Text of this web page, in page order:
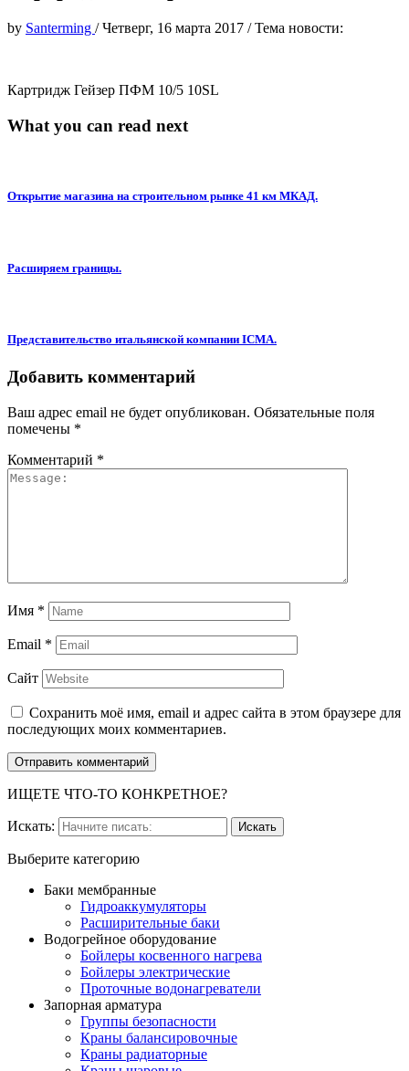
by Santerming /Четверг, 16 марта 2017 /Тема новости:
Картридж Гейзер ПФМ 10/5 10SL
What you can read next
Открытие магазина на строительном рынке 41 км МКАД.
Расширяем границы.
Представительство итальянской компании ICMA.
Добавить комментарий
Ваш адрес email не будет опубликован. Обязательные поля
помечены *
Комментарий *
Имя *
Email *
Сайт
Сохранить моё имя, email и адрес сайта в этом браузере для
последующих моих комментариев.
ИЩЕТЕ ЧТО-ТО КОНКРЕТНОЕ?
Искать:
Выберите категорию
Баки мембранные
Гидроаккумуляторы
Расширительные баки
Водогрейное оборудование
Бойлеры косвенного нагрева
Бойлеры электрические
Проточные водонагреватели
Запорная арматура
Группы безопасности
Краны балансировочные
Краны радиаторные